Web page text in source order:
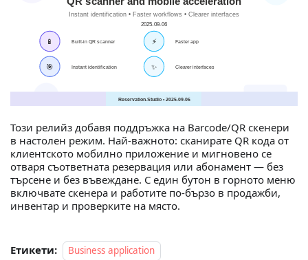
Този релийз добавя поддръжка на Barcode/QR скенери
в настолен режим. Най‑важното: сканирате QR кода от
клиентското мобилно приложение и мигновено се
отваря съответната резервация или абонамент — без
търсене и без въвеждане. С един бутон в горното меню
включвате скенера и работите по‑бързо в продажби,
инвентар и проверките на място.
Етикети: Business application